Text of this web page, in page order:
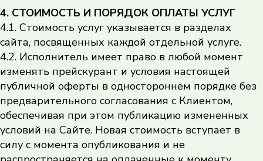
4. СТОИМОСТЬ И ПОРЯДОК ОПЛАТЫ УСЛУГ
4.1. Стоимость услуг указывается в разделах
сайта, посвященных каждой отдельной услуге.
4.2. Исполнитель имеет право в любой момент
изменять прейскурант и условия настоящей
публичной оферты в одностороннем порядке без
предварительного согласования с Клиентом,
обеспечивая при этом публикацию измененных
условий на Сайте. Новая стоимость вступает в
силу с момента опубликования и не